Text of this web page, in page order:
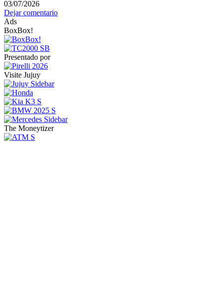
03/07/2026
Dejar comentario
Ads
BoxBox!
Presentado por
Visite Jujuy
The Moneytizer